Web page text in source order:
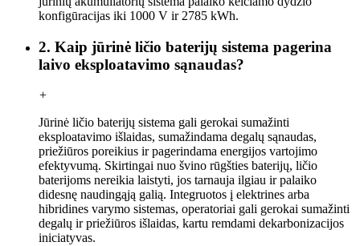
konfigūracijas iki 1000 V ir 2785 kWh.
2. Kaip jūrinė ličio baterijų sistema pagerina
laivo eksploatavimo sąnaudas?
+
Jūrinė ličio baterijų sistema gali gerokai sumažinti
eksploatavimo išlaidas, sumažindama degalų sąnaudas,
priežiūros poreikius ir pagerindama energijos vartojimo
efektyvumą. Skirtingai nuo švino rūgšties baterijų, ličio
baterijoms nereikia laistyti, jos tarnauja ilgiau ir palaiko
didesnę naudingąją galią. Integruotos į elektrines arba
hibridines varymo sistemas, operatoriai gali gerokai sumažinti
degalų ir priežiūros išlaidas, kartu remdami dekarbonizacijos
iniciatyvas.